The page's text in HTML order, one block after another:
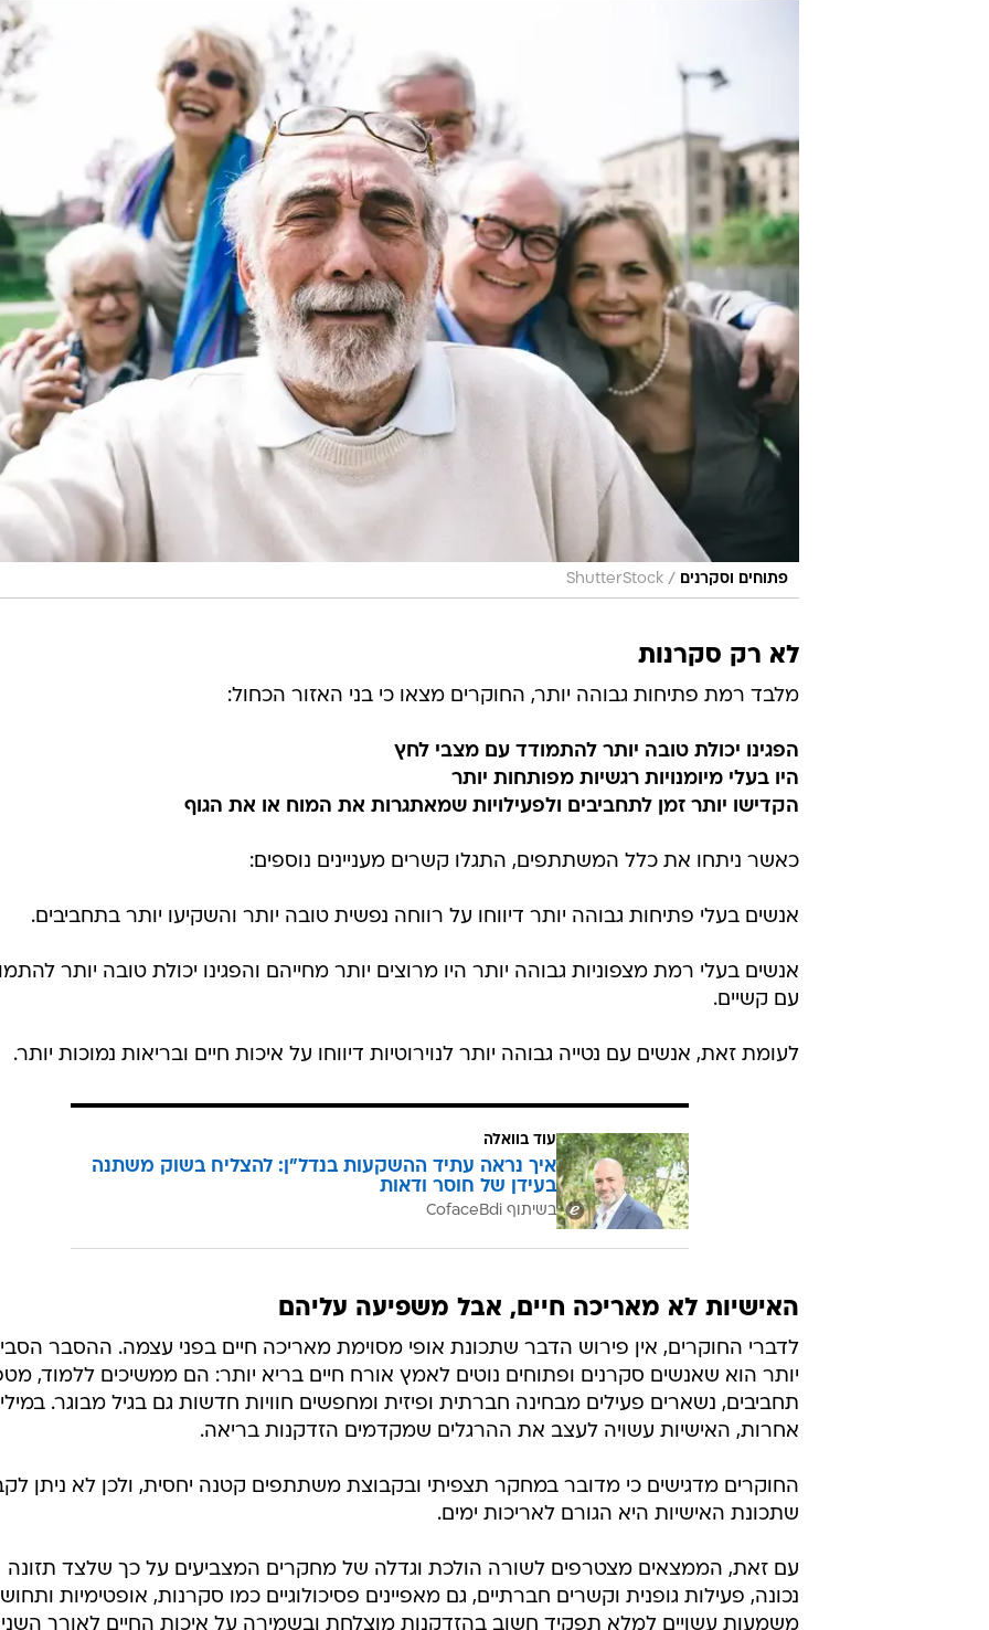
פתוחים וסקרנים /
ShutterStock
לא רק סקרנות
מלבד רמת פתיחות גבוהה יותר, החוקרים מצאו כי בני האזור הכחול:
הפגינו יכולת טובה יותר להתמודד עם מצבי לחץ
היו בעלי מיומנויות רגשיות מפותחות יותר
הקדישו יותר זמן לתחביבים ולפעילויות שמאתגרות את המוח או את הגוף
כאשר ניתחו את כלל המשתתפים, התגלו קשרים מעניינים נוספים:
אנשים בעלי פתיחות גבוהה יותר דיווחו על רווחה נפשית טובה יותר והשקיעו יותר בתחביבים.
אנשים בעלי רמת מצפוניות גבוהה יותר היו מרוצים יותר מחייהם והפגינו יכולת טובה יותר
עם קשיים.
לעומת זאת, אנשים עם נטייה גבוהה יותר לנוירוטיות דיווחו על איכות חיים ובריאות נמוכות יותר.
עוד בוואלה
איך נראה עתיד ההשקעות בנדל"ן: להצליח בשוק משתנה
בעידן של חוסר ודאות
בשיתוף CofaceBdi
האישיות לא מאריכה חיים, אבל משפיעה עליהם
לדברי החוקרים, אין פירוש הדבר שתכונת אופי מסוימת מאריכה חיים בפני עצמה. ההסבר
יותר הוא שאנשים סקרנים ופתוחים נוטים לאמץ אורח חיים בריא יותר: הם ממשיכים ללמוד,
תחביבים, נשארים פעילים מבחינה חברתית ופיזית ומחפשים חוויות חדשות גם בגיל מבוגר.
אחרות, האישיות עשויה לעצב את ההרגלים שמקדמים הזדקנות בריאה.
החוקרים מדגישים כי מדובר במחקר תצפיתי ובקבוצת משתתפים קטנה יחסית, ולכן לא ניתן
שתכונת האישיות היא הגורם לאריכות ימים.
עם זאת, הממצאים מצטרפים לשורה הולכת וגדלה של מחקרים המצביעים על כך שלצד תזונה
נכונה, פעילות גופנית וקשרים חברתיים, גם מאפיינים פסיכולוגיים כמו סקרנות, אופטימיות
משמעות עשויים למלא תפקיד חשוב בהזדקנות מוצלחת ובשמירה על איכות החיים לאורך